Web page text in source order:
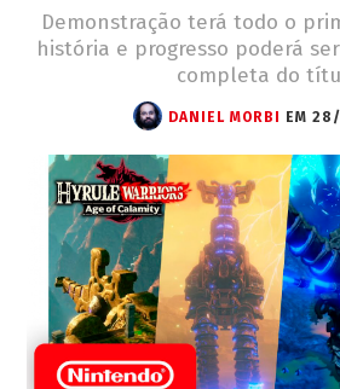
Demonstração terá todo o
história e progresso poderá
completa do
DANIEL MORBI EM